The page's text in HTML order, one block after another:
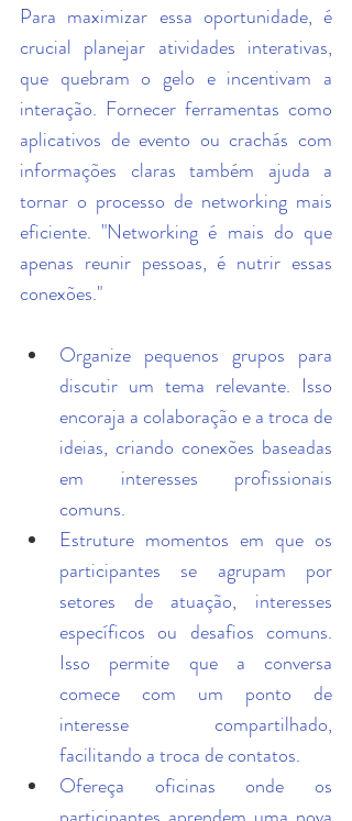
Para maximizar essa oportunidade, é
crucial planejar atividades interativas,
que quebram o gelo e incentivam a
interação. Fornecer ferramentas como
aplicativos de evento ou crachás com
informações claras também ajuda a
tornar o processo de networking mais
eficiente. "Networking é mais do que
apenas reunir pessoas, é nutrir essas
conexões."
Organize pequenos grupos para
discutir um tema relevante. Isso
encoraja a colaboração e a troca de
ideias, criando conexões baseadas
em interesses profissionais
comuns.
Estruture momentos em que os
participantes se agrupam por
setores de atuação, interesses
específicos ou desafios comuns.
Isso permite que a conversa
comece com um ponto de
interesse compartilhado,
facilitando a troca de contatos.
Ofereça oficinas onde os